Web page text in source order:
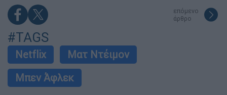
επόμενο
άρθρο
#TAGS
Netflix
Ματ Ντέιμον
Μπεν Άφλεκ